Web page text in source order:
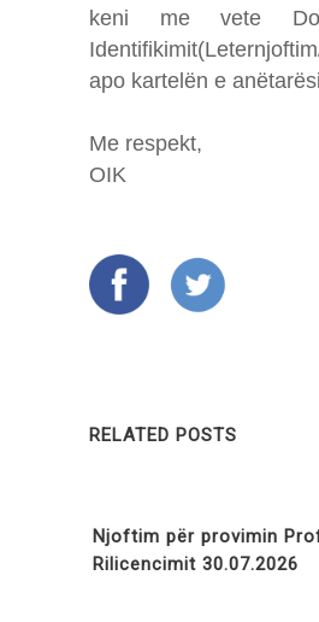
keni me vete
apo kartelën e
Me respekt,
OIK
RELATED POSTS
Njoftim për provimin
Rilicencimit 30.07.2026